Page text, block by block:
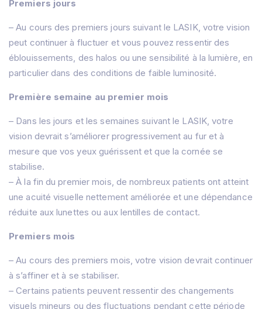
Premiers jours
– Au cours des premiers jours suivant le LASIK, votre vision
peut continuer à fluctuer et vous pouvez ressentir des
éblouissements, des halos ou une sensibilité à la lumière, en
particulier dans des conditions de faible luminosité.
Première semaine au premier mois
– Dans les jours et les semaines suivant le LASIK, votre
vision devrait s’améliorer progressivement au fur et à
mesure que vos yeux guérissent et que la cornée se
stabilise.
– À la fin du premier mois, de nombreux patients ont atteint
une acuité visuelle nettement améliorée et une dépendance
réduite aux lunettes ou aux lentilles de contact.
Premiers mois
– Au cours des premiers mois, votre vision devrait continuer
à s’affiner et à se stabiliser.
– Certains patients peuvent ressentir des changements
visuels mineurs ou des fluctuations pendant cette période